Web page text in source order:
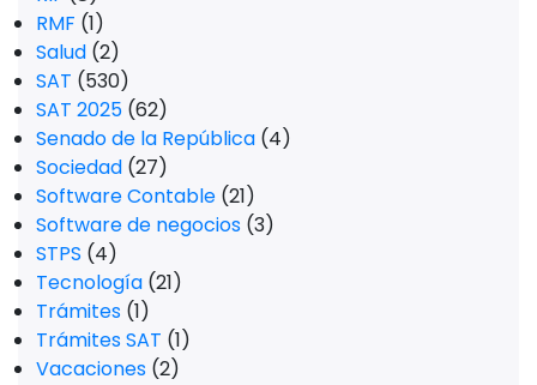
RMF (1)
Salud (2)
SAT (530)
SAT 2025 (62)
Senado de la República (4)
Sociedad (27)
Software Contable (21)
Software de negocios (3)
STPS (4)
Tecnología (21)
Trámites (1)
Trámites SAT (1)
Vacaciones (2)